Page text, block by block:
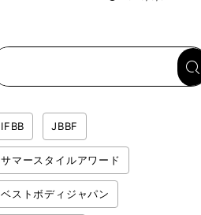
開幕 約1万
IFBB JBBF
サマースタイルアワード
ベストボディジャパン